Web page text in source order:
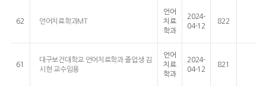
62 언어치료학과MT
언어
치료
학과
2024-
04-12
822
61
대구보건대학교 언어치료학과 졸업생 김
시현 교수임용
언어
치료
학과
2024-
04-12
821